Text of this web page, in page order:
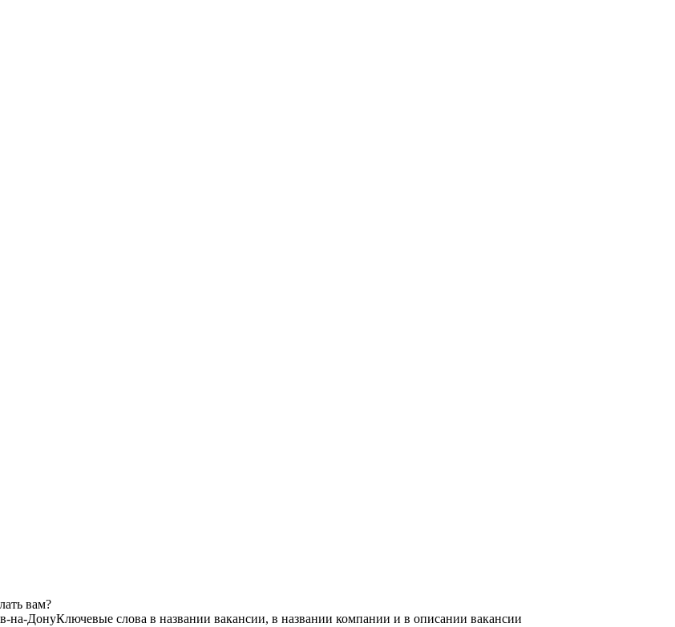
вам?
на-ДонуКлючевые слова в названии вакансии, в названии компании и в описании вакансии